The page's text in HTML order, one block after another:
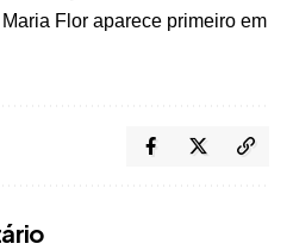
Flor aparece primeiro em